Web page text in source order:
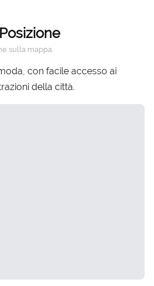
sulla mappa.
con facile accesso ai
della città.